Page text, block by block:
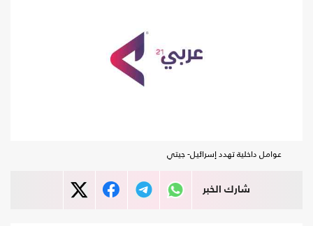
عوامل داخلية تهدد إسرائيل- جيتي
شارك الخبر